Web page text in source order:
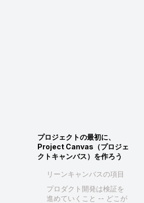
プロジェクトの最初に、
Project Canvas（プロジェ
クトキャンバス）を作ろう
リーンキャンバスの項目
プロダクト開発は検証を
進めていくこと -- どこが